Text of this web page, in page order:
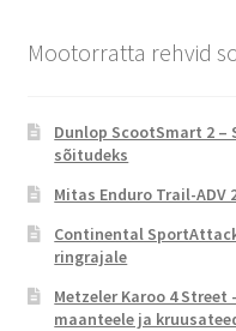
Mootorratta rehvid
Dunlop ScootSmart 2
sõitudeks
Mitas Enduro Trail-
Continental
ringrajale
Metzeler Karoo 4
maanteele ja